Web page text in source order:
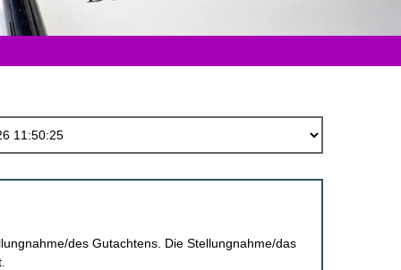
des Gutachtens. Die Stellungnahme/das